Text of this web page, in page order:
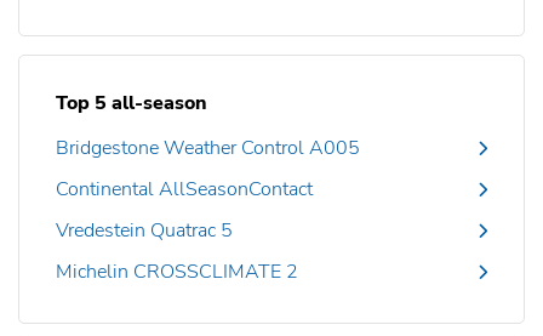
Top 5 all-season
Bridgestone Weather Control A005
Continental AllSeasonContact
Vredestein Quatrac 5
Michelin CROSSCLIMATE 2